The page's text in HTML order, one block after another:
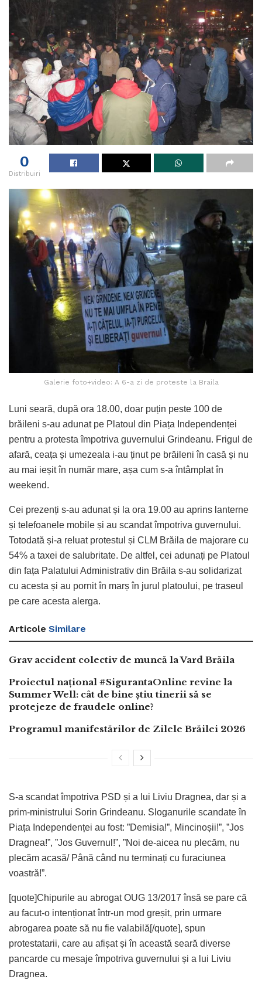
0
Distribuiri
Galerie foto+video: A 6-a zi de proteste la Braila
Luni seară, după ora 18.00, doar puțin peste 100 de
brăileni s-au adunat pe Platoul din Piața Independenței
pentru a protesta împotriva guvernului Grindeanu. Frigul de
afară, ceața și umezeala i-au ținut pe brăileni în casă și nu
au mai ieșit în număr mare, așa cum s-a întâmplat în
weekend.
Cei prezenți s-au adunat și la ora 19.00 au aprins lanterne
și telefoanele mobile și au scandat împotriva guvernului.
Totodată și-a reluat protestul și CLM Brăila de majorare cu
54% a taxei de salubritate. De altfel, cei adunați pe Platoul
din fața Palatului Administrativ din Brăila s-au solidarizat
cu acesta și au pornit în marș în jurul platoului, pe traseul
pe care acesta alerga.
Articole Similare
Grav accident colectiv de muncă la Vard Brăila
Proiectul național #SigurantaOnline revine la
Summer Well: cât de bine știu tinerii să se
protejeze de fraudele online?
Programul manifestărilor de Zilele Brăilei 2026
S-a scandat împotriva PSD și a lui Liviu Dragnea, dar și a
prim-ministrului Sorin Grindeanu. Sloganurile scandate în
Piața Independenței au fost: ”Demisia!”, Mincinoșii!”, ”Jos
Dragnea!”, ”Jos Guvernul!”, ”Noi de-aicea nu plecăm, nu
plecăm acasă/ Până când nu terminați cu furaciunea
voastră!”.
[quote]Chipurile au abrogat OUG 13/2017 însă se pare că
au facut-o intenționat într-un mod greșit, prin urmare
abrogarea poate să nu fie valabilă[/quote], spun
protestatarii, care au afișat și în această seară diverse
pancarde cu mesaje împotriva guvernului și a lui Liviu
Dragnea.